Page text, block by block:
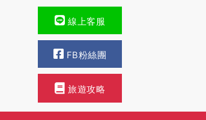
線上客服
FB粉絲團
旅遊攻略